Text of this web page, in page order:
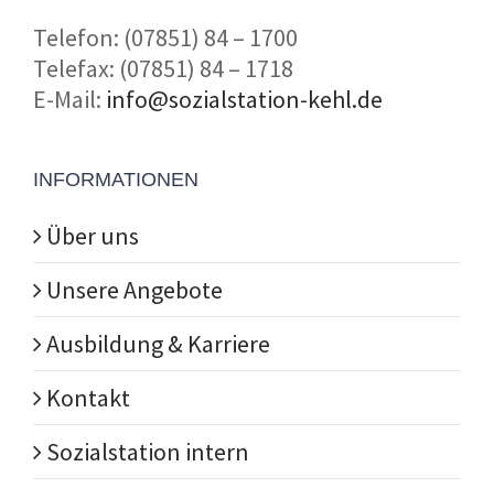
Telefon: (07851) 84 – 1700
Telefax: (07851) 84 – 1718
E-Mail: info@sozialstation-kehl.de
INFORMATIONEN
Über uns
Unsere Angebote
Ausbildung & Karriere
Kontakt
Sozialstation intern